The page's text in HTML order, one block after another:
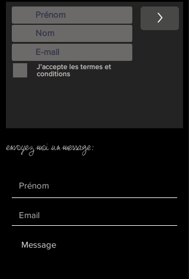
J’accepte les termes et
conditions
>
envoyez moi un message: